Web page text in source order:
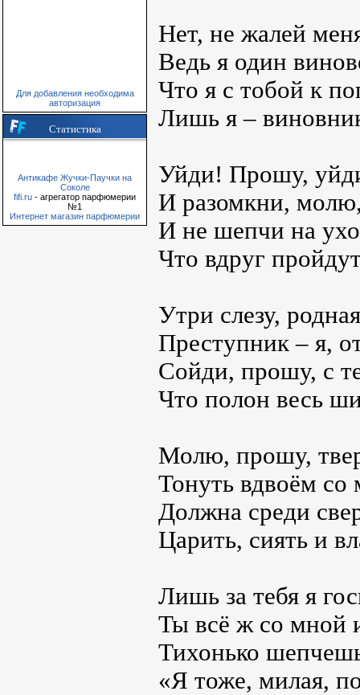
Для добавления необходима
авторизация
Статистика
Антикафе Жучки-Паучки на
Соколе
fifi.ru - агрегатор парфюмерии
№1
Интернет магазин парфюмерии
Нет, не жалей
Ведь я один
Что я с тобой к
Лишь я –
Уйди! Прошу,
И разомкни,
И не шепчи на
Что вдруг
Утри слезу,
Преступник – я,
Сойди, прошу, с
Что полон весь
Молю, прошу,
Тонуть вдвоём
Должна среди
Царить, сиять и
Лишь за тебя я
Ты всё ж со
Тихонько
«Я тоже, милая,